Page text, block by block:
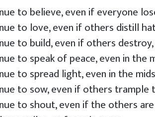
to believe, even if everyone
to love, even if others distill
to build, even if others destroy,
to speak of peace, even in the
to spread light, even in the
to sow, even if others trample
to shout, even if the others